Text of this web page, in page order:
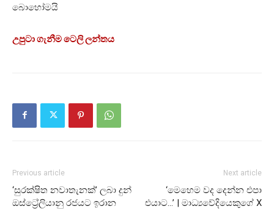
බොහෝමයි
උපුටා ගැනීම ටෙලි ලන්තය
Previous article
‘සුරක්ෂිත නවාතැනක්’ ලබා දුන්
ඔස්ට්‍රේලියානු රජයට ඉරාන
Next article
‘මෙහෙම වද දෙන්න එපා
එයාට…’ | මාධ්‍යවේදියෙකුගේ X